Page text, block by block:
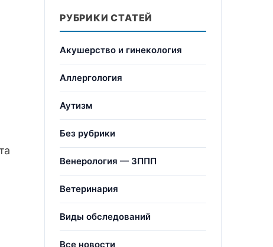
РУБРИКИ СТАТЕЙ
Акушерство и гинекология
Аллергология
Аутизм
Без рубрики
Венерология — ЗППП
Ветеринария
Виды обследований
Все новости